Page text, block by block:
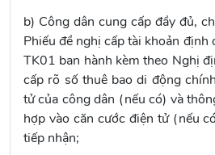
b) Công dân cung cấp đầy đủ,
Phiếu đề nghị cấp tài khoản định
TK01 ban hành kèm theo Nghị
cấp rõ số thuê bao di động
tử của công dân (nếu có) và
hợp vào căn cước điện tử (nếu
tiếp nhận;